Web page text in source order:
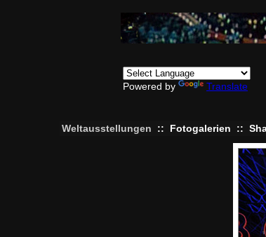
Powered by Translate
Weltausstellungen
:: Fotogalerien ::